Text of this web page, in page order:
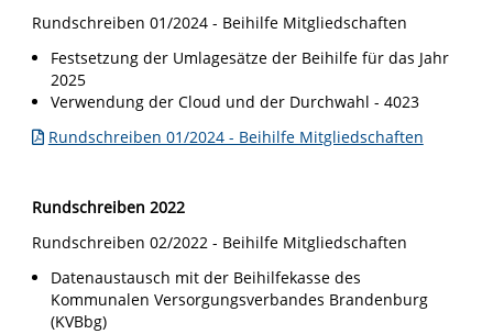
Rundschreiben 01/2024 - Beihilfe Mitgliedschaften
Festsetzung der Umlagesätze der Beihilfe für das Jahr
2025
Verwendung der Cloud und der Durchwahl - 4023
Rundschreiben 01/2024 - Beihilfe Mitgliedschaften
Rundschreiben 2022
Rundschreiben 02/2022 - Beihilfe Mitgliedschaften
Datenaustausch mit der Beihilfekasse des
Kommunalen Versorgungsverbandes Brandenburg
(KVBbg)